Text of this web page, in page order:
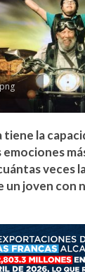
tiene la
emociones
veces
un joven con